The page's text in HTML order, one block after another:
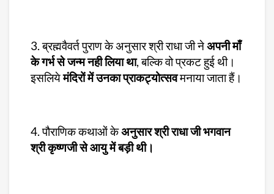
3. ब्रह्मवैवर्त पुराण के अनुसार श्री राधा जी नेअपनी माँ
के गर्भ से जन्म नही लिया था, बल्कि वो प्रकट हुई थी।
इसलियेमंदिरों में उनका प्राकट्योत्सवमनाया जाता हैं।
4. पौराणिक कथाओं केअनुसार श्री राधा जी भगवान
श्री कृष्णजी से आयु में बड़ी थी।